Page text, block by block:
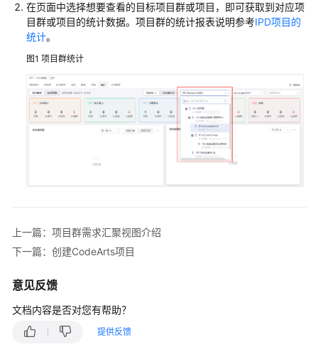
速
入
门
用
户
指
南
Req)
使
流
购
在页面中选择想要查看的目标项目群或项目，即可获取到对应项
目群或项目的统计数据。项目群的统计报表说明参考IPD项目的
统计。
图1 项目群统计
上一篇：项目群需求汇聚视图介绍
下一篇：创建CodeArts项目
意见反馈
文档内容是否对您有帮助？
提供反馈